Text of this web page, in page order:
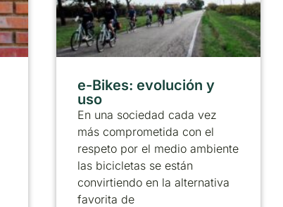
e-Bikes: evolución y
uso
En una sociedad cada vez
más comprometida con el
respeto por el medio ambiente
las bicicletas se están
convirtiendo en la alternativa
favorita de